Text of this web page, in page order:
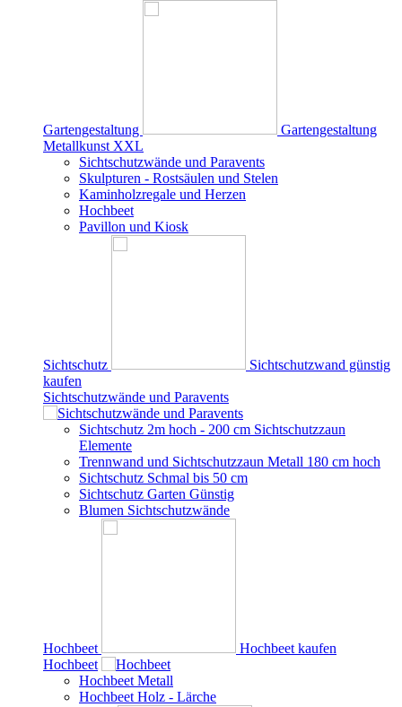
Gartengestaltung
Gartengestaltung
Metallkunst XXL
Sichtschutzwände und Paravents
Skulpturen - Rostsäulen und Stelen
Kaminholzregale und Herzen
Hochbeet
Pavillon und Kiosk
Sichtschutz
Sichtschutzwand günstig
kaufen
Sichtschutzwände und Paravents
Sichtschutz 2m hoch - 200 cm Sichtschutzzaun
Elemente
Trennwand und Sichtschutzzaun Metall 180 cm hoch
Sichtschutz Schmal bis 50 cm
Sichtschutz Garten Günstig
Blumen Sichtschutzwände
Hochbeet
Hochbeet kaufen
Hochbeet
Hochbeet Metall
Hochbeet Holz - Lärche